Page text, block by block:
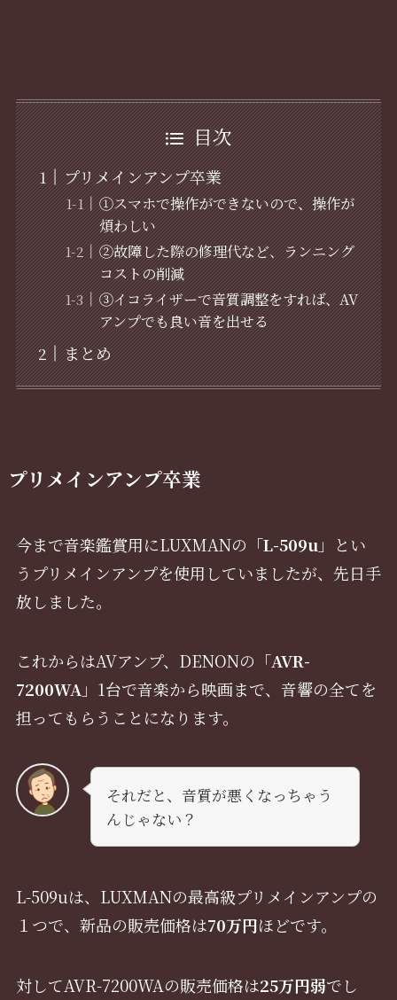
目次
プリメインアンプ卒業
①スマホで操作ができないので、操作が
煩わしい
②故障した際の修理代など、ランニング
コストの削減
③イコライザーで音質調整をすれば、AV
アンプでも良い音を出せる
まとめ
プリメインアンプ卒業
今まで音楽鑑賞用にLUXMANの「L-509u 」とい
うプリメインアンプを使用していましたが、先日手
放しました。
これからはAVアンプ、DENONの「AVR-
7200WA」1台で音楽から映画まで、音響の全てを
担ってもらうことになります。
それだと、音質が悪くなっちゃう
んじゃない？
L-509uは、LUXMANの最高級プリメインアンプの
１つで、新品の販売価格は70万円ほどです。
対してAVR-7200WAの販売価格は25万円弱でし